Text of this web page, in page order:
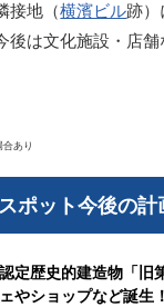
接地（横濱ビル跡）
後は文化施設・店
あり
ポット今後の計
定歴史的建造物「旧
やショップなど誕生